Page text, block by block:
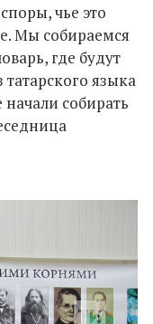
чье это
Мы собираемся
где будут
языка
собирать